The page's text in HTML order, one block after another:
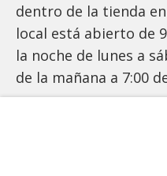
dentro de la tienda
local está abierto de
la noche de lunes a
de la mañana a 7:00